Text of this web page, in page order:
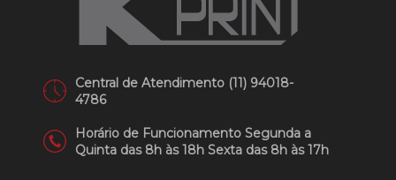
Central de Atendimento (11) 94018-
4786
Horário de Funcionamento Segunda a
Quinta das 8h às 18h Sexta das 8h às 17h